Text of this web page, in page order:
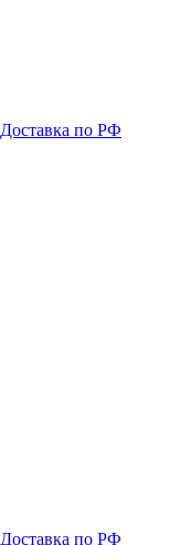
Доставка по РФ
Доставка по РФ